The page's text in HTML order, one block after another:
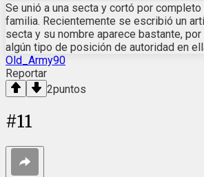
Se unió a una secta y cortó por
familia. Recientemente se escribió un
secta y su nombre aparece bastante,
algún tipo de posición de autoridad en
Old_Army90
Reportar
2puntos
#11